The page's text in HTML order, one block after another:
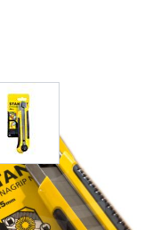
mm afbreekmes